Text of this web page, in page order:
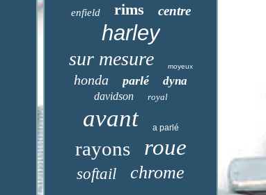
enfield rims centre
harley
sur mesure moyeux
honda parlé dyna
davidson royal
avant a parlé
rayons roue
softail chrome